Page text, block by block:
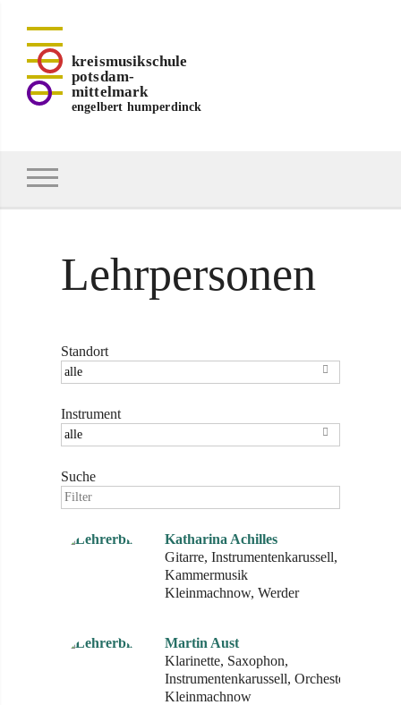
kreismusikschule
potsdam-
mittelmark
engelbert humperdinck
Lehrpersonen
Standort

Instrument

Suche
Katharina Achilles
Gitarre, Instrumentenkarussell,
Kammermusik
Kleinmachnow, Werder
Martin Aust
Klarinette, Saxophon,
Instrumentenkarussell, Orchester
Kleinmachnow